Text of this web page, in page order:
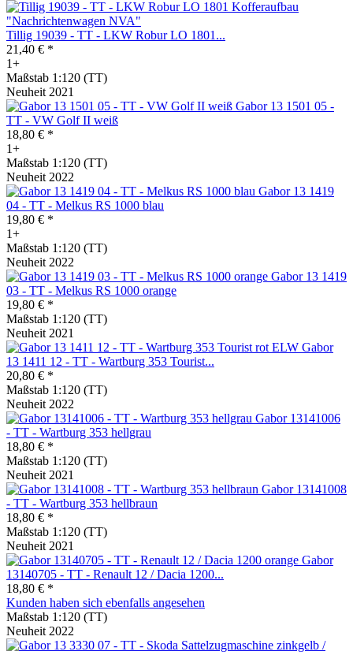
Tillig 19039 - TT - LKW Robur LO 1801...
21,40 € *
1+
Maßstab 1:120 (TT)
Neuheit 2021
Gabor 13 1501 05 -
TT - VW Golf II weiß
18,80 € *
1+
Maßstab 1:120 (TT)
Neuheit 2022
Gabor 13 1419
04 - TT - Melkus RS 1000 blau
19,80 € *
1+
Maßstab 1:120 (TT)
Neuheit 2022
Gabor 13 1419
03 - TT - Melkus RS 1000 orange
19,80 € *
Maßstab 1:120 (TT)
Neuheit 2021
Gabor
13 1411 12 - TT - Wartburg 353 Tourist...
20,80 € *
Maßstab 1:120 (TT)
Neuheit 2022
Gabor 13141006
- TT - Wartburg 353 hellgrau
18,80 € *
Maßstab 1:120 (TT)
Neuheit 2021
Gabor 13141008
- TT - Wartburg 353 hellbraun
18,80 € *
Maßstab 1:120 (TT)
Neuheit 2021
Gabor
13140705 - TT - Renault 12 / Dacia 1200...
18,80 € *
Kunden haben sich ebenfalls angesehen
Maßstab 1:120 (TT)
Neuheit 2022